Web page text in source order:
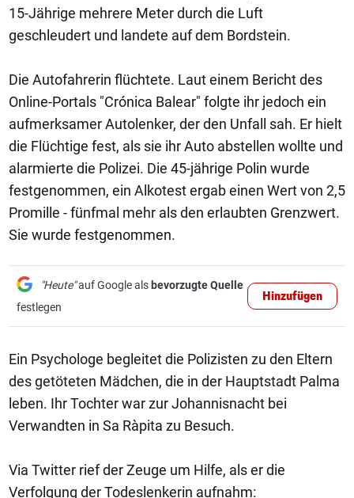
15-Jährige mehrere Meter durch die Luft
geschleudert und landete auf dem Bordstein.
Die Autofahrerin flüchtete. Laut einem Bericht des
Online-Portals "Crónica Balear" folgte ihr jedoch ein
aufmerksamer Autolenker, der den Unfall sah. Er hielt
die Flüchtige fest, als sie ihr Auto abstellen wollte und
alarmierte die Polizei. Die 45-jährige Polin wurde
festgenommen, ein Alkotest ergab einen Wert von 2,5
Promille - fünfmal mehr als den erlaubten Grenzwert.
Sie wurde festgenommen.
"Heute"auf Google als bevorzugte Quelle
festlegen
Hinzufügen
Ein Psychologe begleitet die Polizisten zu den Eltern
des getöteten Mädchen, die in der Hauptstadt Palma
leben. Ihr Tochter war zur Johannisnacht bei
Verwandten in Sa Ràpita zu Besuch.
Via Twitter rief der Zeuge um Hilfe, als er die
Verfolgung der Todeslenkerin aufnahm: